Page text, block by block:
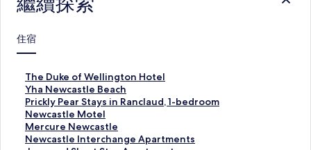
property. We appreciate the customer service and the upgrade
staying at the bluefin apartments again and would not
elsewhere.
住宿
The Duke of Wellington Hotel
T
h
e
D
u
k
Yha Newcastle Beach
Y
h
a
N
e
Prickly Pear Stays in Ranclaud, 1-bedroom
P
r
i
c
Newcastle Motel
N
e
w
Mercure Newcastle
M
e
Newcastle Interchange Apartments
N